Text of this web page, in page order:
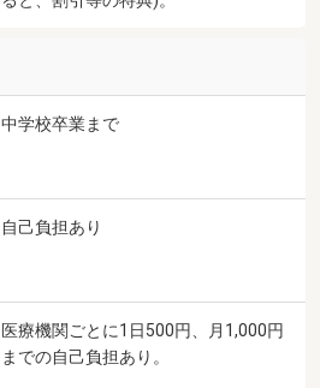
中学校卒業まで
自己負担あり
医療機関ごとに1日500円、月1,000円
までの自己負担あり。